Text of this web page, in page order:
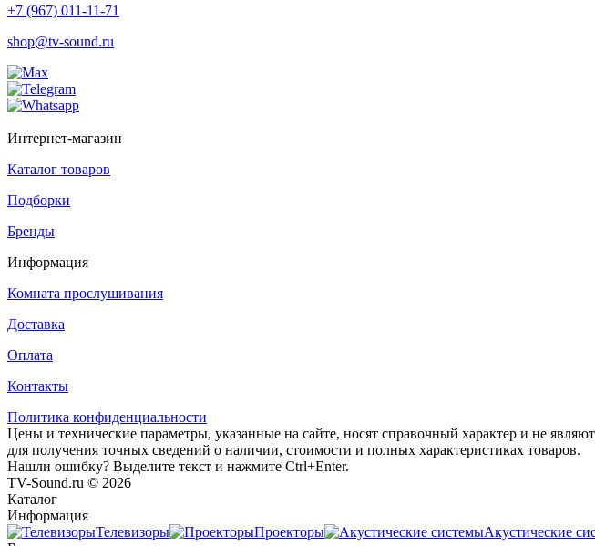
+7 (967) 011-11-71
shop@tv-sound.ru
Интернет-магазин
Каталог товаров
Подборки
Бренды
Информация
Комната прослушивания
Доставка
Оплата
Контакты
Политика конфиденциальности
Цены и технические параметры, указанные на сайте, носят справочный характер и не
для получения точных сведений о наличии, стоимости и полных характеристиках товаров.
Нашли ошибку? Выделите текст и нажмите Ctrl+Enter.
TV-Sound.ru © 2026
Каталог
Информация
Телевизоры
Проекторы Акустические